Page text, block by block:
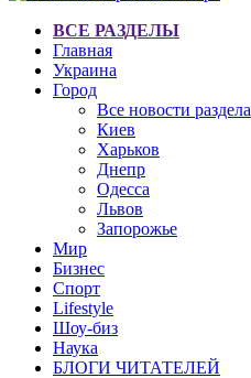
ВСЕ РАЗДЕЛЫ
Главная
Украина
Город
Все новости раздела
Киев
Харьков
Днепр
Одесса
Львов
Запорожье
Мир
Бизнес
Спорт
Lifestyle
Шоу-биз
Наука
БЛОГИ ЧИТАТЕЛЕЙ